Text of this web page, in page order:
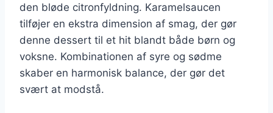
den bløde citronfyldning. Karamelsaucen
tilføjer en ekstra dimension af smag, der gør
denne dessert til et hit blandt både børn og
voksne. Kombinationen af syre og sødme
skaber en harmonisk balance, der gør det
svært at modstå.